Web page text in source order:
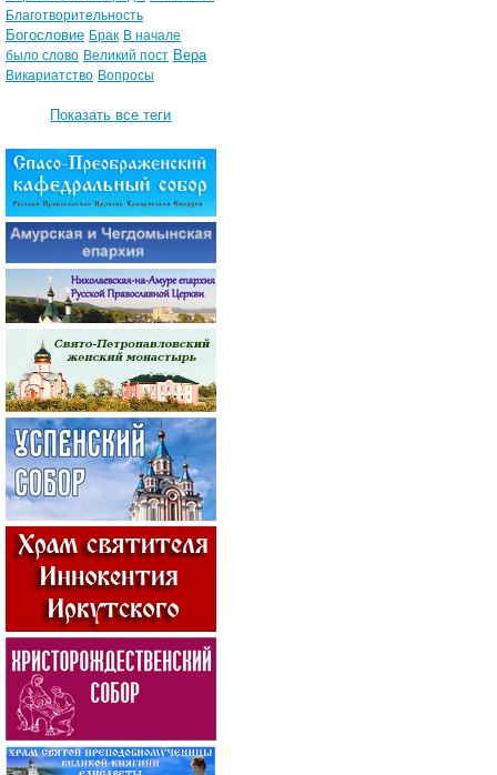
Благотворительность
Богословие Брак В начале
было слово Великий пост Вера
Викариатство Вопросы
Показать все теги